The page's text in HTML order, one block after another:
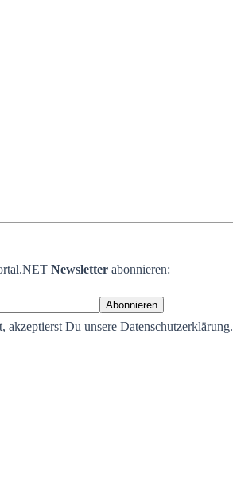
Newsletter abonnieren:
akzeptierst Du unsere Datenschutzerklärung.